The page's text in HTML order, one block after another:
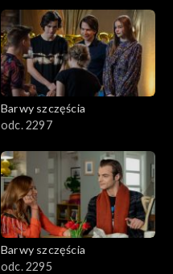
Barwy szczęścia
odc. 2297
Barwy szczęścia
odc. 2295